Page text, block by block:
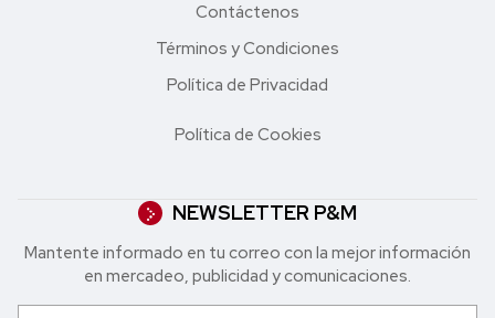
Contáctenos
Términos y Condiciones
Política de Privacidad
Política de Cookies
NEWSLETTER P&M
Mantente informado en tu correo con la mejor in formación
en mercadeo, publicidad y comunicaciones.